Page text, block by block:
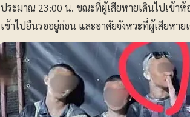
ประมาณ 23:00 น. ขณะที่ผู้เสียหายเดินไปเข้า
เข้าไปยืนรออยู่ก่อน และอาศัยจังหวะที่ผู้เสียหา